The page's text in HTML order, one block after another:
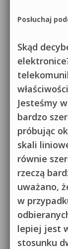
Posłuchaj
Skąd
Jesteśmy
bardzo
próbując
skali
równie
rzeczą
uważano,
w
lepiej jest
stosunku